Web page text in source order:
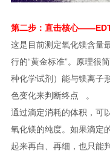
第二步：直击核心
这是目前测定氧化镁含量
行的“黄金标准”。原理很
种化学试剂）能与镁离子
色变化来判断终点 。
通过滴定消耗的体积，可
氧化镁的纯度。如果滴定
起来再白、再细，也只能